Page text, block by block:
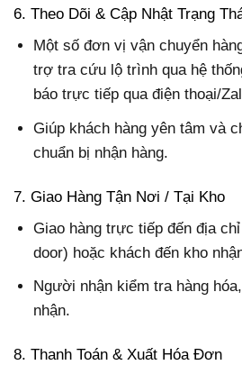
6. Theo Dõi & Cập Nhật Trạng
Một số đơn vị vận chuyển
trợ tra cứu lộ trình qua hệ
báo trực tiếp qua điện thoại/
Giúp khách hàng yên tâm và
chuẩn bị nhận hàng.
7. Giao Hàng Tận Nơi / Tại Kho
Giao hàng trực tiếp đến địa
door) hoặc khách đến kho
Người nhận kiểm tra hàng
nhận.
8. Thanh Toán & Xuất Hóa Đơn